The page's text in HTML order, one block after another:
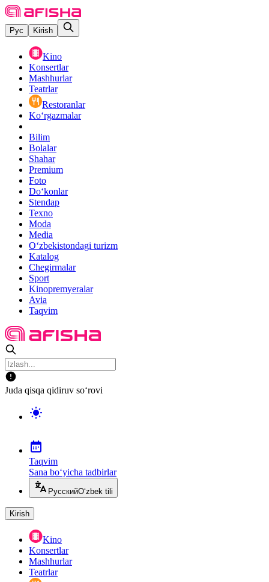
Рус Kirish
Kino
Konsertlar
Mashhurlar
Teatrlar
Restoranlar
Ko‘rgazmalar
Bilim
Bolalar
Shahar
Premium
Foto
Do‘konlar
Stendap
Texno
Moda
Media
O‘zbekistondagi turizm
Katalog
Chegirmalar
Sport
Kinopremyeralar
Avia
Taqvim
Juda qisqa qidiruv so‘rovi
Taqvim
Sana bo‘yicha tadbirlar
РусскийO‘zbek tili
Kirish
Kino
Konsertlar
Mashhurlar
Teatrlar